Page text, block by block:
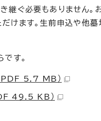
継ぐ必要もありません。
けます。生前申込や他墓
す。
PDF 5.7 MB）
49.5 KB）